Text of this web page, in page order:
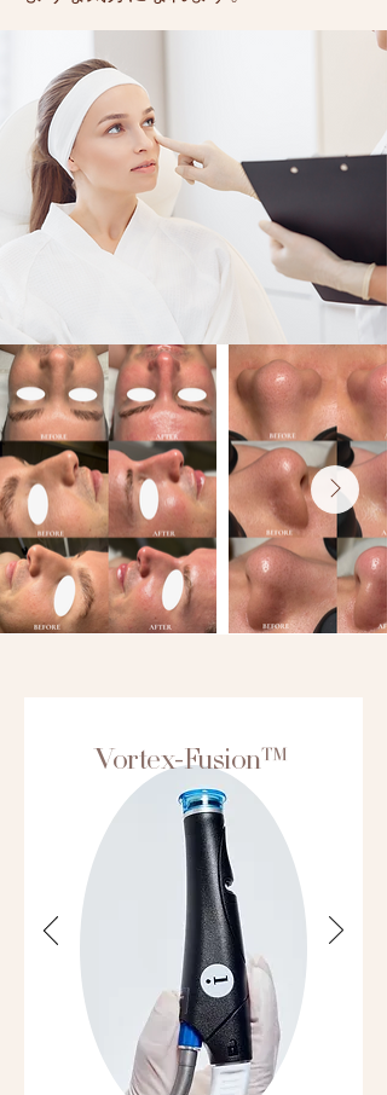
Vortex-Fusion™